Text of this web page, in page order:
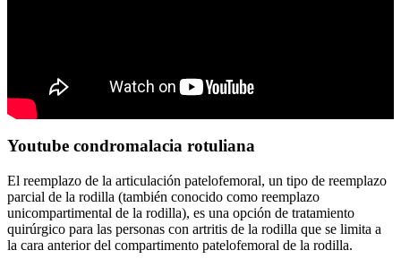
Youtube condromalacia rotuliana
El reemplazo de la articulación patelofemoral, un tipo de reemplazo
parcial de la rodilla (también conocido como reemplazo
unicompartimental de la rodilla), es una opción de tratamiento
quirúrgico para las personas con artritis de la rodilla que se limita a
la cara anterior del compartimento patelofemoral de la rodilla.